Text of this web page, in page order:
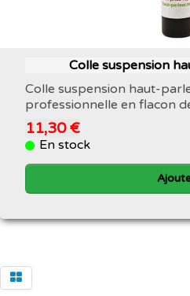
Colle suspension
Colle suspension haut-
professionnelle en flacon
11,30 €
En stock